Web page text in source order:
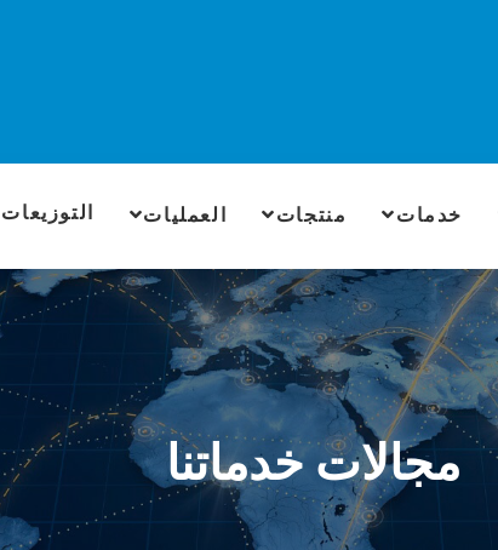
خدمات منتجات العمليات التوزيعات
مجالات خدماتنا